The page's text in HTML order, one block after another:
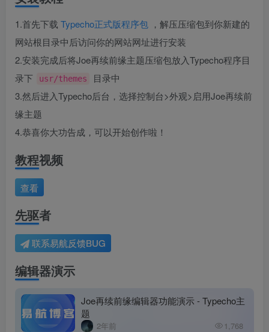
1.首先下载 Typecho正式版程序包 ，解压压缩包到你新建的
网站根目录中后访问你的网站网址进行安装
2.安装完成后将Joe再续前缘主题压缩包放入Typecho程序目
录下
usr/themes
目录中
3.然后进入Typecho后台，选择控制台>外观>启用Joe再续前
缘主题
4.恭喜你大功告成，可以开始创作啦！
教程视频
查看
先驱者
联系易航反馈BUG
编辑器演示
Joe再续前缘编辑器功能演示 - Typecho主
题
2年前 1,768